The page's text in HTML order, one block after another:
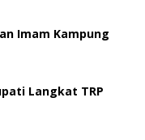
Imam Kampung
Langkat TRP